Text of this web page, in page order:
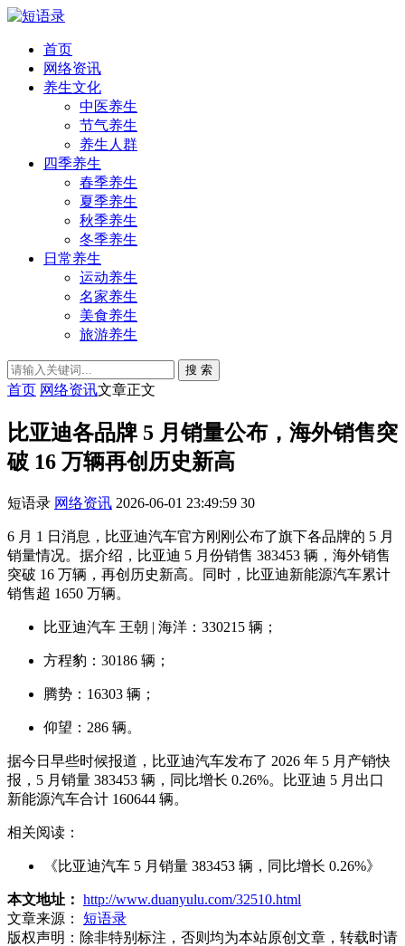
首页
网络资讯
养生文化
中医养生
节气养生
养生人群
四季养生
春季养生
夏季养生
秋季养生
冬季养生
日常养生
运动养生
名家养生
美食养生
旅游养生
搜 索
首页 网络资讯文章正文
比亚迪各品牌 5 月销量公布，海外销售突
破 16 万辆再创历史新高
短语录 网络资讯 2026-06-01 23:49:59 30
6 月 1 日消息，比亚迪汽车官方刚刚公布了旗下各品牌的 5 月
销量情况。据介绍，比亚迪 5 月份销售 383453 辆，海外销售
突破 16 万辆，再创历史新高。同时，比亚迪新能源汽车累计
销售超 1650 万辆。
比亚迪汽车 王朝 | 海洋：330215 辆；
方程豹：30186 辆；
腾势：16303 辆；
仰望：286 辆。
据今日早些时候报道，比亚迪汽车发布了 2026 年 5 月产销快
报，5 月销量 383453 辆，同比增长 0.26%。比亚迪 5 月出口
新能源汽车合计 160644 辆。
相关阅读：
《比亚迪汽车 5 月销量 383453 辆，同比增长 0.26%》
本文地址： http://www.duanyulu.com/32510.html
文章来源：
短语录
版权声明： 除非特别标注，否则均为本站原创文章，转载时请